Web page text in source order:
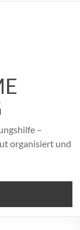
–
organisiert und